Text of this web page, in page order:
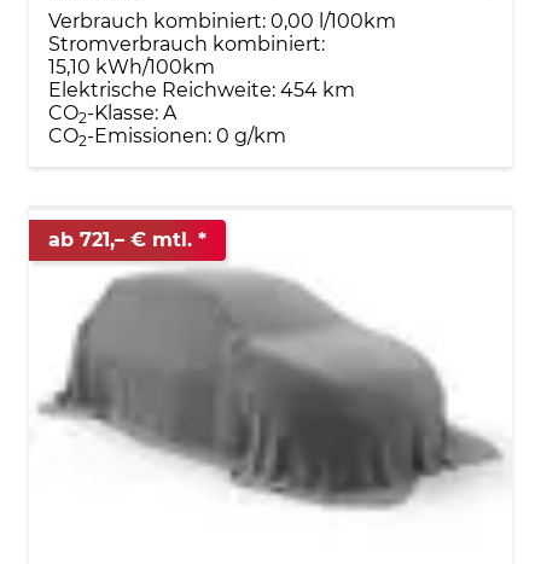
Verbrauch kombiniert: 0,00 l/100km
Stromverbrauch kombiniert:
15,10 kWh/100km
Elektrische Reichweite: 454 km
CO2-Klasse: A
CO2-Emissionen: 0 g/km
ab 721,– € mtl.